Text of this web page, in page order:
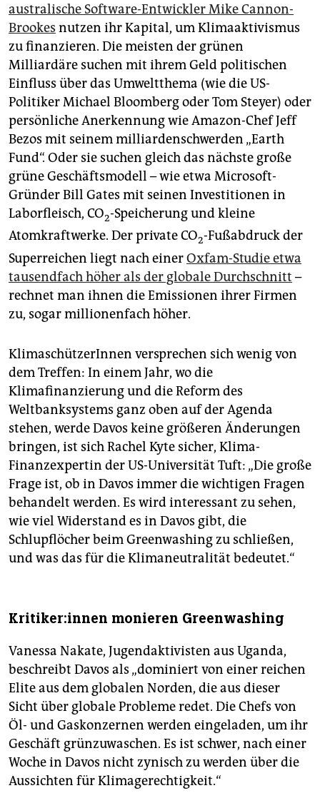
australische Software-Entwickler Mike Cannon-
Brookes nutzen ihr Kapital, um Klimaaktivismus
zu finanzieren. Die meisten der grünen
Milliardäre suchen mit ihrem Geld politischen
Einfluss über das Umweltthema (wie die US-
Politiker Michael Bloomberg oder Tom Steyer) oder
persönliche Anerkennung wie Amazon-Chef Jeff
Bezos mit seinem milliardenschwerden „Earth
Fund“. Oder sie suchen gleich das nächste große
grüne Geschäftsmodell – wie etwa Microsoft-
Gründer Bill Gates mit seinen Investitionen in
Laborfleisch, CO2-Speicherung und kleine
Atomkraftwerke. Der private CO2-Fußabdruck der
Superreichen liegt nach einerOxfam-Studie etwa
tausendfach höher als der globale Durchschnitt –
rechnet man ihnen die Emissionen ihrer Firmen
zu, sogar millionenfach höher.
KlimaschützerInnen versprechen sich wenig von
dem Treffen: In einem Jahr, wo die
Klimafinanzierung und die Reform des
Weltbanksystems ganz oben auf der Agenda
stehen, werde Davos keine größeren Änderungen
bringen, ist sich Rachel Kyte sicher, Klima-
Finanzexpertin der US-Universität Tuft: „Die große
Frage ist, ob in Davos immer die wichtigen Fragen
behandelt werden. Es wird interessant zu sehen,
wie viel Widerstand es in Davos gibt, die
Schlupflöcher beim Greenwashing zu schließen,
und was das für die Klimaneutralität bedeutet.“
Kri­ti­ke­r:in­nen monieren Greenwashing
Vanessa Nakate, Jugendaktivisten aus Uganda,
beschreibt Davos als „dominiert von einer reichen
Elite aus dem globalen Norden, die aus dieser
Sicht über globale Probleme redet. Die Chefs von
Öl- und Gaskonzernen werden eingeladen, um ihr
Geschäft grünzuwaschen. Es ist schwer, nach einer
Woche in Davos nicht zynisch zu werden über die
Aussichten für Klimagerechtigkeit.“